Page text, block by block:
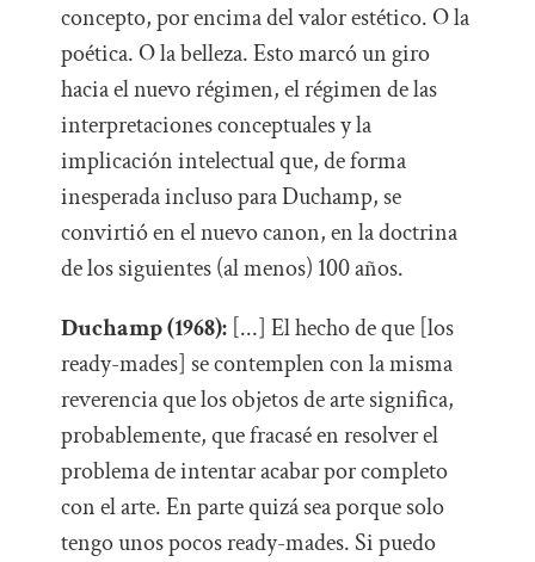
concepto, por encima del valor estético. O la
poética. O la belleza. Esto marcó un giro
hacia el nuevo régimen, el régimen de las
interpretaciones conceptuales y la
implicación intelectual que, de forma
inesperada incluso para Duchamp, se
convirtió en el nuevo canon, en la doctrina
de los siguientes (al menos) 100 años.
Duchamp (1968):[...] El hecho de que [los
ready-mades] se contemplen con la misma
reverencia que los objetos de arte significa,
probablemente, que fracasé en resolver el
problema de intentar acabar por completo
con el arte. En parte quizá sea porque solo
tengo unos pocos ready-mades. Si puedo